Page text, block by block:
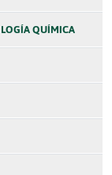
QUÍMICA